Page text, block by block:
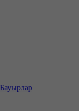
Бауырлар